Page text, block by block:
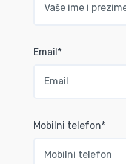
Email*
Mobilni telefon*